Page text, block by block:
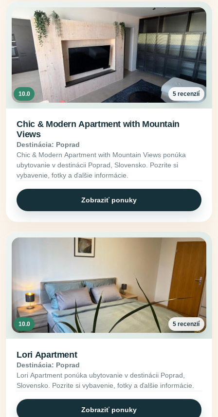
10.0 5 recenzií
Chic & Modern Apartment with Mountain
Views
Destinácia: Poprad
Chic & Modern Apartment with Mountain Views ponúka
ubytovanie v destinácii Poprad, Slovensko. Pozrite si
vybavenie, fotky a ďalšie informácie.
Zobraziť ponuky
10.0 5 recenzií
Lori Apartment
Destinácia: Poprad
Lori Apartment ponúka ubytovanie v destinácii Poprad,
Slovensko. Pozrite si vybavenie, fotky a ďalšie informácie.
Zobraziť ponuky